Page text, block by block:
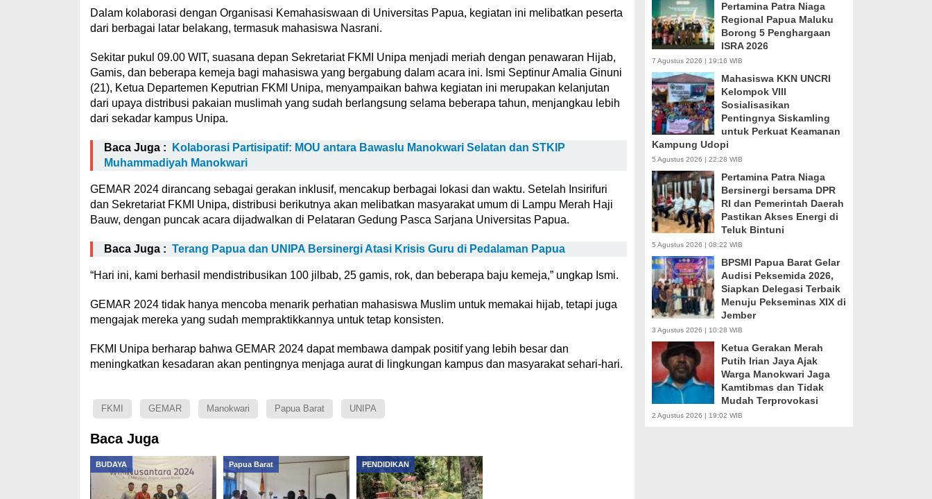
Dalam kolaborasi dengan Organisasi Kemahasiswaan di Universitas Papua, kegiatan ini melibatkan peserta
dari berbagai latar belakang, termasuk mahasiswa Nasrani.
Sekitar pukul 09.00 WIT, suasana depan Sekretariat FKMI Unipa menjadi meriah dengan penawaran Hijab,
Gamis, dan beberapa kemeja bagi mahasiswa yang bergabung dalam acara ini. Ismi Septinur Amalia Ginuni
(21), Ketua Departemen Keputrian FKMI Unipa, menyampaikan bahwa kegiatan ini merupakan kelanjutan
dari upaya distribusi pakaian muslimah yang sudah berlangsung selama beberapa tahun, menjangkau lebih
dari sekadar kampus Unipa.
Baca Juga :
Kolaborasi Partisipatif: MOU antara Bawaslu Manokwari Selatan dan STKIP
Muhammadiyah Manokwari
GEMAR 2024 dirancang sebagai gerakan inklusif, mencakup berbagai lokasi dan waktu. Setelah Insirifuri
dan Sekretariat FKMI Unipa, distribusi berikutnya akan melibatkan masyarakat umum di Lampu Merah Haji
Bauw, dengan puncak acara dijadwalkan di Pelataran Gedung Pasca Sarjana Universitas Papua.
Baca Juga : Terang Papua dan UNIPA Bersinergi Atasi Krisis Guru di Pedalaman Papua
“Hari ini, kami berhasil mendistribusikan 100 jilbab, 25 gamis, rok, dan beberapa baju kemeja,” ungkap Ismi.
GEMAR 2024 tidak hanya mencoba menarik perhatian mahasiswa Muslim untuk memakai hijab, tetapi juga
mengajak mereka yang sudah mempraktikkannya untuk tetap konsisten.
FKMI Unipa berharap bahwa GEMAR 2024 dapat membawa dampak positif yang lebih besar dan
meningkatkan kesadaran akan pentingnya menjaga aurat di lingkungan kampus dan masyarakat sehari-hari.
FKMI GEMAR Manokwari Papua Barat UNIPA
Baca Juga
BUDAYA Papua Barat PENDIDIKAN
Pertamina Patra Niaga
Regional Papua Maluku
Borong 5 Penghargaan
ISRA 2026
7 Agustus 2026 | 19:16 WIB
Mahasiswa KKN UNCRI
Kelompok VIII
Sosialisasikan
Pentingnya Siskamling
untuk Perkuat Keamanan
Kampung Udopi
5 Agustus 2026 | 22:28 WIB
Pertamina Patra Niaga
Bersinergi bersama DPR
RI dan Pemerintah Daerah
Pastikan Akses Energi di
Teluk Bintuni
5 Agustus 2026 | 08:22 WIB
BPSMI Papua Barat Gelar
Audisi Peksemida 2026,
Siapkan Delegasi Terbaik
Menuju Pekseminas XIX di
Jember
3 Agustus 2026 | 10:28 WIB
Ketua Gerakan Merah
Putih Irian Jaya Ajak
Warga Manokwari Jaga
Kamtibmas dan Tidak
Mudah Terprovokasi
2 Agustus 2026 | 19:02 WIB